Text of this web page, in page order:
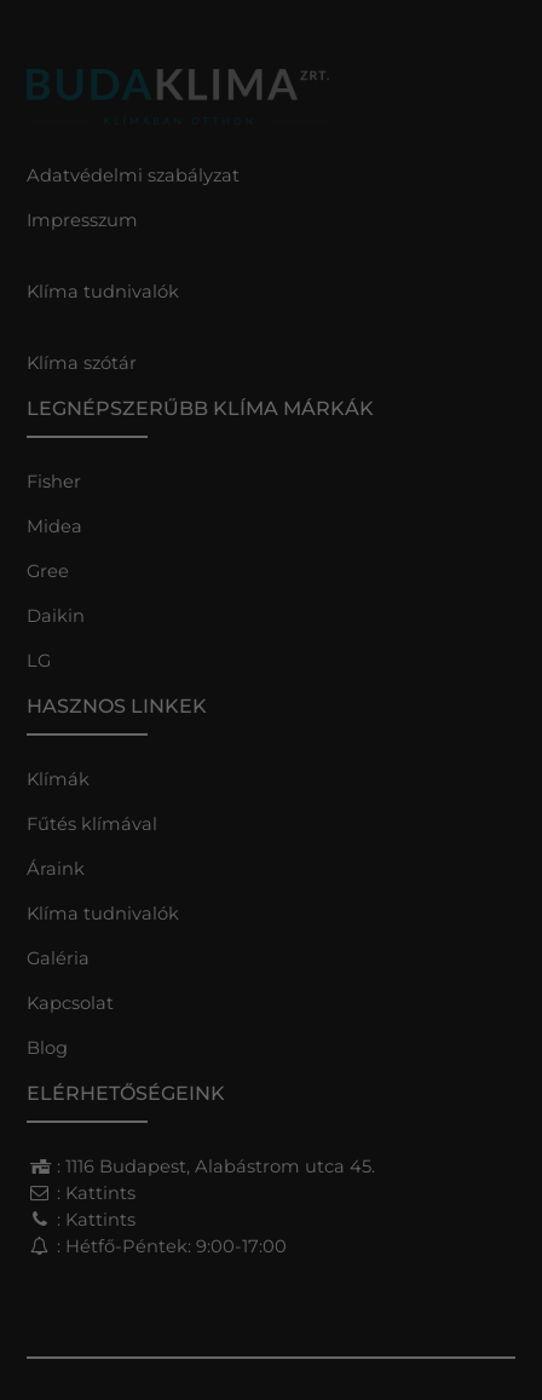
Adatvédelmi szabályzat
Impresszum
Klíma tudnivalók
Klíma szótár
LEGNÉPSZERŰBB KLÍMA MÁRKÁK
Fisher
Midea
Gree
Daikin
LG
HASZNOS LINKEK
Klímák
Fűtés klímával
Áraink
Klíma tudnivalók
Galéria
Kapcsolat
Blog
ELÉRHETŐSÉGEINK
: 1116 Budapest, Alabástrom utca 45.
: Kattints
: Kattints
: Hétfő-Péntek: 9:00-17:00